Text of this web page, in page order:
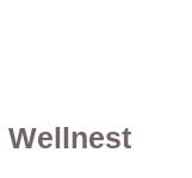
Wellnest